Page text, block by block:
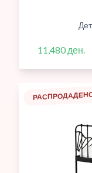
11,480 ден.